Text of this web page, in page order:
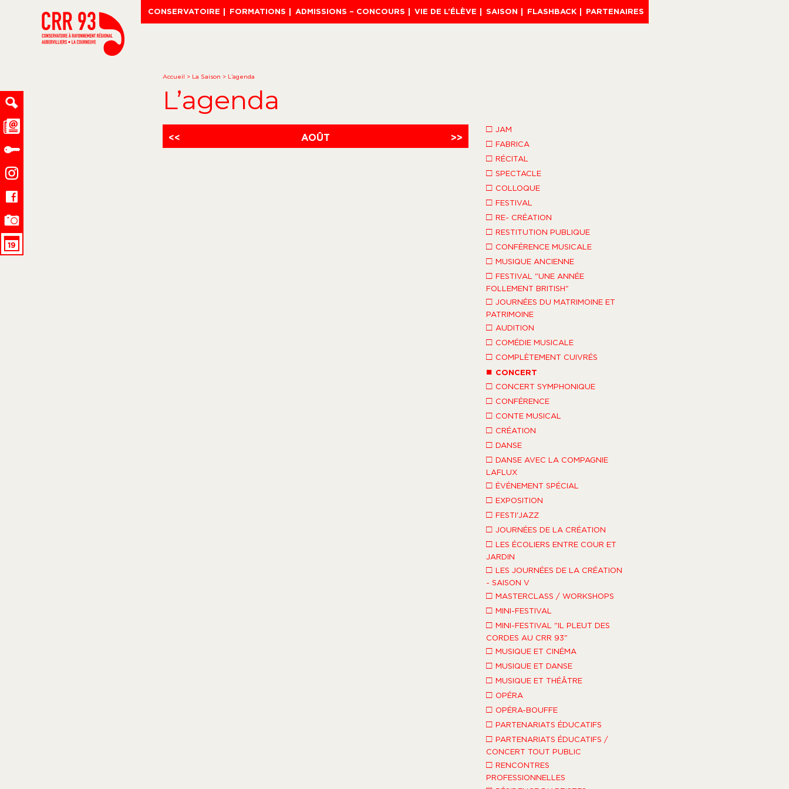
CONSERVATOIRE FORMATIONS ADMISSIONS – CONCOURS VIE DE L’ÉLÈVE SAISON FLASHBACK PARTENAIRES
Accueil > La Saison > L’agenda
L’agenda
<< AOÛT >>
□ JAM
□ FABRICA
□ RÉCITAL
□ SPECTACLE
□ COLLOQUE
□ FESTIVAL
□ RE- CRÉATION
□ RESTITUTION PUBLIQUE
□ CONFÉRENCE MUSICALE
□ MUSIQUE ANCIENNE
□ FESTIVAL "UNE ANNÉE
FOLLEMENT BRITISH"
□ JOURNÉES DU MATRIMOINE ET
PATRIMOINE
□ AUDITION
□ COMÉDIE MUSICALE
□ COMPLÈTEMENT CUIVRÉS
■ CONCERT
□ CONCERT SYMPHONIQUE
□ CONFÉRENCE
□ CONTE MUSICAL
□ CRÉATION
□ DANSE
□ DANSE AVEC LA COMPAGNIE
LAFLUX
□ ÉVÉNEMENT SPÉCIAL
□ EXPOSITION
□ FESTI'JAZZ
□ JOURNÉES DE LA CRÉATION
□ LES ÉCOLIERS ENTRE COUR ET
JARDIN
□ LES JOURNÉES DE LA CRÉATION
- SAISON V
□ MASTERCLASS / WORKSHOPS
□ MINI-FESTIVAL
□ MINI-FESTIVAL "IL PLEUT DES
CORDES AU CRR 93"
□ MUSIQUE ET CINÉMA
□ MUSIQUE ET DANSE
□ MUSIQUE ET THÉÂTRE
□ OPÉRA
□ OPÉRA-BOUFFE
□ PARTENARIATS ÉDUCATIFS
□ PARTENARIATS ÉDUCATIFS /
CONCERT TOUT PUBLIC
□ RENCONTRES
PROFESSIONNELLES